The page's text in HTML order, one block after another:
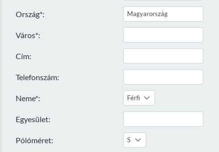
Ország*:
Város*:
Cím:
Telefonszám:
Neme*: Férfi
Egyesület:
Pólóméret: S